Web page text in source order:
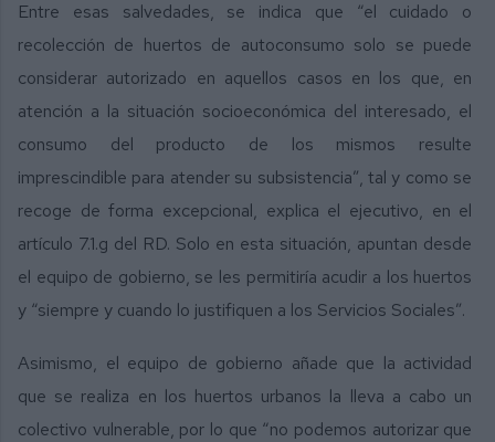
Entre esas salvedades, se indica que “el cuidado o
recolección de huertos de autoconsumo solo se puede
considerar autorizado en aquellos casos en los que, en
atención a la situación socioeconómica del interesado, el
consumo del producto de los mismos resulte
imprescindible para atender su subsistencia”, tal y como se
recoge de forma excepcional, explica el ejecutivo, en el
artículo 7.1.g del RD. Solo en esta situación, apuntan desde
el equipo de gobierno, se les permitiría acudir a los huertos
y “siempre y cuando lo justifiquen a los Servicios Sociales”.
Asimismo, el equipo de gobierno añade que la actividad
que se realiza en los huertos urbanos la lleva a cabo un
colectivo vulnerable, por lo que “no podemos autorizar que